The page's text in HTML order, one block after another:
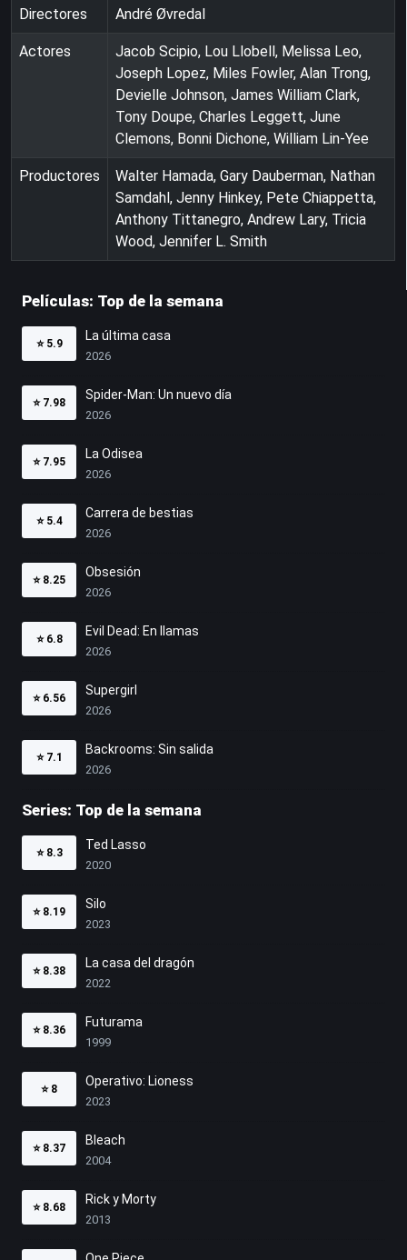
Directores André Øvredal
Actores
Jacob Scipio, Lou Llobell, Melissa Leo,
Joseph Lopez, Miles Fowler, Alan Trong,
Devielle Johnson, James William Clark,
Tony Doupe, Charles Leggett, June
Clemons, Bonni Dichone, William Lin-Yee
Productores
Walter Hamada, Gary Dauberman, Nathan
Samdahl, Jenny Hinkey, Pete Chiappetta,
Anthony Tittanegro, Andrew Lary, Tricia
Wood, Jennifer L. Smith
Películas: Top de la semana
⭐ 5.9
La última casa
2026
⭐ 7.98
Spider-Man: Un nuevo día
2026
⭐ 7.95
La Odisea
2026
⭐ 5.4
Carrera de bestias
2026
⭐ 8.25
Obsesión
2026
⭐ 6.8
Evil Dead: En llamas
2026
⭐ 6.56
Supergirl
2026
⭐ 7.1
Backrooms: Sin salida
2026
Series: Top de la semana
⭐ 8.3
Ted Lasso
2020
⭐ 8.19
Silo
2023
⭐ 8.38
La casa del dragón
2022
⭐ 8.36
Futurama
1999
⭐ 8
Operativo: Lioness
2023
⭐ 8.37
Bleach
2004
⭐ 8.68
Rick y Morty
2013